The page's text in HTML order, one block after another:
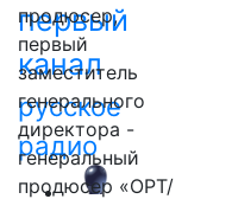
первый
канал
русское
радио
продюсер,
первый
заместитель
генерального
директора -
генеральный
продюсер «ОРТ/